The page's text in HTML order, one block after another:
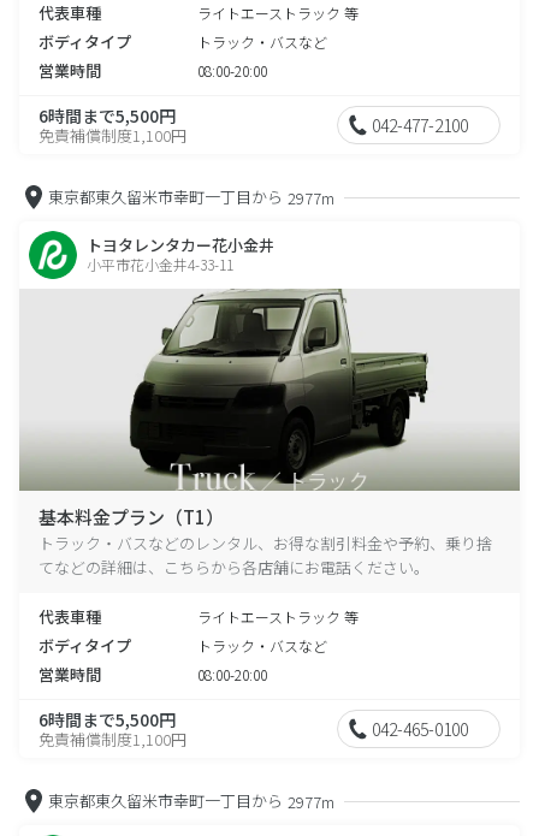
代表車種 ライトエーストラック 等
ボディタイプ トラック・バスなど
営業時間 08:00-20:00
6時間まで5,500円
免責補償制度1,100円 042-477-2100
東京都東久留米市幸町一丁目から 2977m
トヨタレンタカー花小金井
小平市花小金井4-33-11
基本料金プラン（T1）
トラック・バスなどのレンタル、お得な割引料金や予約、乗り捨
てなどの詳細は、こちらから各店舗にお電話ください。
代表車種 ライトエーストラック 等
ボディタイプ トラック・バスなど
営業時間 08:00-20:00
6時間まで5,500円
免責補償制度1,100円 042-465-0100
東京都東久留米市幸町一丁目から 2977m